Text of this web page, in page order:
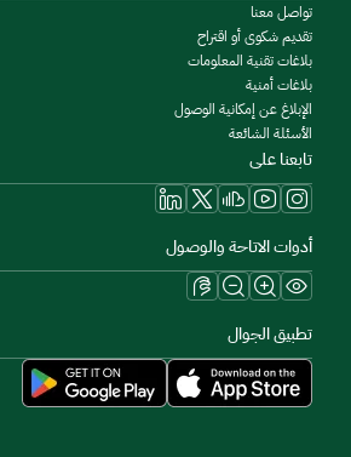
تواصل معنا
تقديم شكوى أو اقتراح
بلاغات تقنية المعلومات
بلاغات أمنية
الإبلاغ عن إمكانية الوصول
الأسئلة الشائعة
تابعنا على
أدوات الاتاحة والوصول
تطبيق الجوال